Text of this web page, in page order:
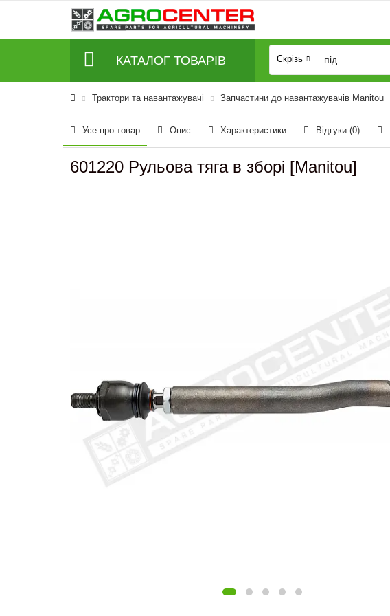
КАТАЛОГ ТОВАРІВ Скрізь
Трактори та навантажувачі Запчастини до навантажувачів Manitou
Усе про товар Опис Характеристики Відгуки (0)
601220 Рульова тяга в зборі [Manitou]